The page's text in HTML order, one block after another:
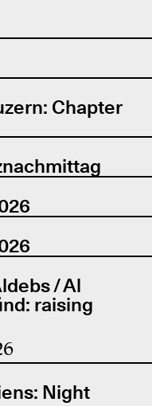
Chapter
/ Al
raising
Night